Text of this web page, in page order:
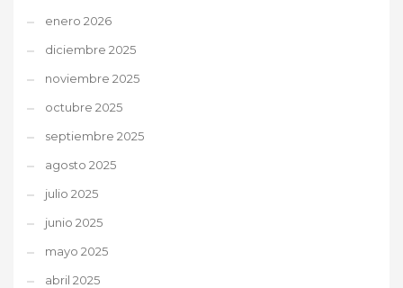
enero 2026
diciembre 2025
noviembre 2025
octubre 2025
septiembre 2025
agosto 2025
julio 2025
junio 2025
mayo 2025
abril 2025